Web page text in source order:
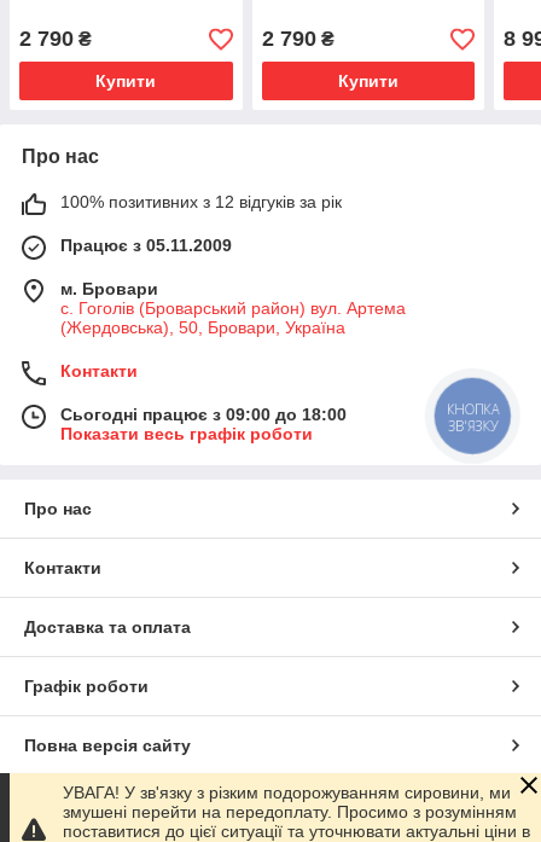
2 790 ₴
Купити
2 790₴
Купити
8
Про нас
100% позитивних з 12 відгуків за рік
Працює з 05.11.2009
м. Бровари
с. Гоголів (Броварський район) вул. Артема
(Жердовська), 50, Бровари, Україна
Контакти
Сьогодні працює з 09:00 до 18:00
Показати весь графік роботи
Про нас
Контакти
Доставка та оплата
Графік роботи
Повна версія сайту
Сайт створено на маркетплейсіProm.ua
УВАГА! У зв'язку з різким подорожуванням сировини, ми
змушені перейти на передоплату. Просимо з розумінням
поставитися до цієї ситуації та уточнювати актуальні ціни в
КНОПКА
ЗВ'ЯЗКУ